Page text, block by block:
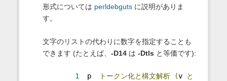
形式については perldebgutsに説明がありま
す。
文字のリストの代わりに数字を指定することも
できます (たとえば、 -D14は -Dtls と等価です):
1 p トークン化と構文解析 (v
と